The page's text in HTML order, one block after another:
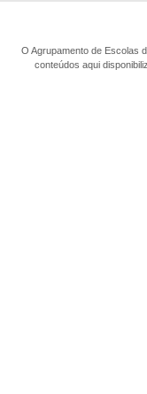
O Agrupamento de Escolas
conteúdos aqui